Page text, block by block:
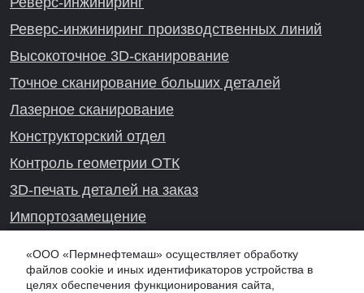
Реверс-инжиниринг производственных линий
Высокоточное 3D-сканирование
Точное сканирование больших деталей
Лазерное сканирование
Конструкторский отдел
Контроль геометрии ОТК
3D-печать деталей на заказ
Импортозамещение
«ООО «Пермнефтемаш» осуществляет обработку
файлов cookie и иных идентификаторов устройства в
целях обеспечения функционирования сайта,